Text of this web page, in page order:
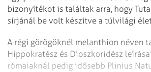
bizonyítékot is találtak arra, hogy
sírjánál be volt készítve a túlvilági
A régi görögöknél melanthion néven
Hippokratész és Dioszkoridész
rómaiaknál pedig idősebb Plinius